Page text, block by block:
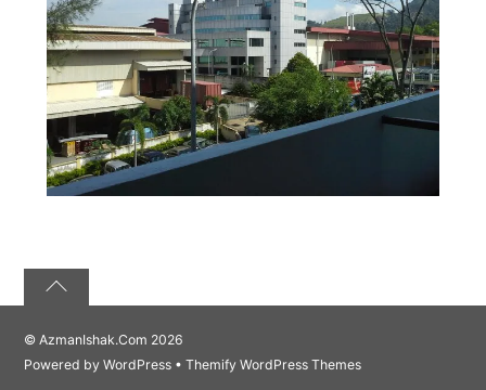
©AzmanIshak.Com 2026
Powered byWordPress •Themify WordPress Themes